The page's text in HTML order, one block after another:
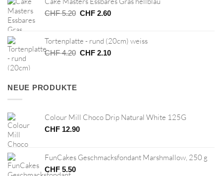
CHF 24.90 CHF 12.45.
CHF5.20 Ursprünglicher
CHF 5.20
CHF2.60Aktueller
CHF 2.60.
Tortenplatte - rund (20cm) weiss
CHF4.20 Ursprünglicher
CHF2.10Aktueller
NEUE PRODUKTE
Colour Mill Choco Drip Natural White 125G
CHF 12.90
FunCakes Geschmacksfondant Marshmallow, 250 g
CHF 5.50